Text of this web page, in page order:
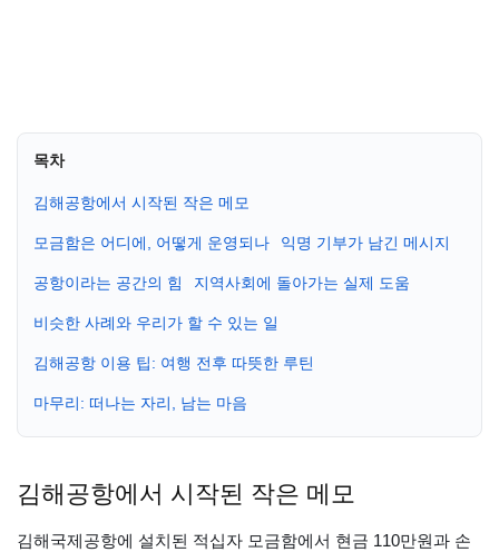
목차
김해공항에서 시작된 작은 메모
모금함은 어디에, 어떻게 운영되나 익명 기부가 남긴 메시지
공항이라는 공간의 힘 지역사회에 돌아가는 실제 도움
비슷한 사례와 우리가 할 수 있는 일
김해공항 이용 팁: 여행 전후 따뜻한 루틴
마무리: 떠나는 자리, 남는 마음
김해공항에서 시작된 작은 메모
김해국제공항에 설치된 적십자 모금함에서 현금 110만원과 손